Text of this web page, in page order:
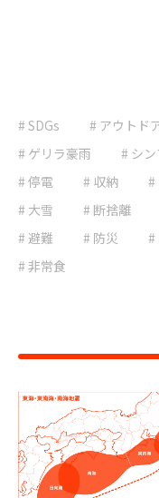
# SDGs # アウトド
# ゲリラ豪雨
# シ
# 停電
# 収納 #
# 大雪
# 断捨離
# 避難
# 防災 #
# 非常食